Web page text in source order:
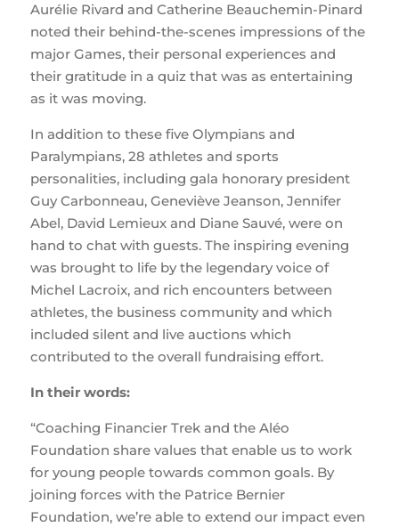
Aurélie Rivard and Catherine Beauchemin-Pinard
noted their behind-the-scenes impressions of the
major Games, their personal experiences and
their gratitude in a quiz that was as entertaining
as it was moving.
In addition to these five Olympians and
Paralympians, 28 athletes and sports
personalities, including gala honorary president
Guy Carbonneau, Geneviève Jeanson, Jennifer
Abel, David Lemieux and Diane Sauvé, were on
hand to chat with guests. The inspiring evening
was brought to life by the legendary voice of
Michel Lacroix, and rich encounters between
athletes, the business community and which
included silent and live auctions which
contributed to the overall fundraising effort.
In their words:
“Coaching Financier Trek and the Aléo
Foundation share values that enable us to work
for young people towards common goals. By
joining forces with the Patrice Bernier
Foundation, we’re able to extend our impact even